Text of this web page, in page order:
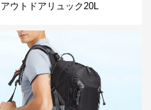
アウトドアリュック20L